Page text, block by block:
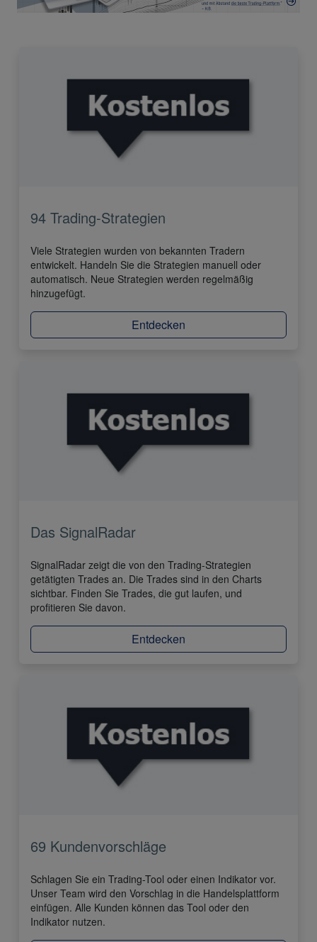
94 Trading-Strategien
Viele Strategien wurden von bekannten Tradern
entwickelt. Handeln Sie die Strategien manuell oder
automatisch. Neue Strategien werden regelmäßig
hinzugefügt.
Entdecken
Das SignalRadar
SignalRadar zeigt die von den Trading-Strategien
getätigten Trades an. Die Trades sind in den Charts
sichtbar. Finden Sie Trades, die gut laufen, und
profitieren Sie davon.
Entdecken
69 Kundenvorschläge
Schlagen Sie ein Trading-Tool oder einen Indikator vor.
Unser Team wird den Vorschlag in die Handelsplattform
einfügen. Alle Kunden können das Tool oder den
Indikator nutzen.